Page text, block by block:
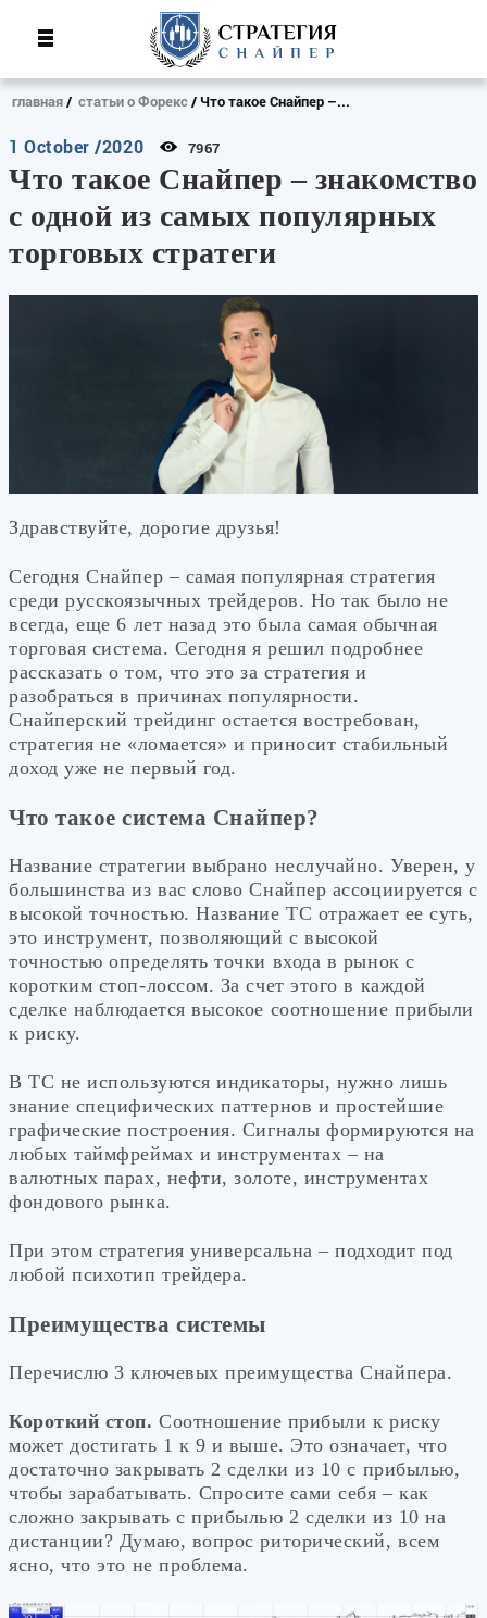
главная статьи о Форекс Что такое Снайпер –...
1 October /2020 7967
Что такое Снайпер – знакомство
с одной из самых популярных
торговых стратеги
Здравствуйте, дорогие друзья!
Сегодня Снайпер – самая популярная стратегия
среди русскоязычных трейдеров. Но так было не
всегда, еще 6 лет назад это была самая обычная
торговая система. Сегодня я решил подробнее
рассказать о том, что это за стратегия и
разобраться в причинах популярности.
Снайперский трейдинг остается востребован,
стратегия не «ломается» и приносит стабильный
доход уже не первый год.
Что такое система Снайпер?
Название стратегии выбрано неслучайно. Уверен, у
большинства из вас слово Снайпер ассоциируется с
высокой точностью. Название ТС отражает ее суть,
это инструмент, позволяющий с высокой
точностью определять точки входа в рынок с
коротким стоп-лоссом. За счет этого в каждой
сделке наблюдается высокое соотношение прибыли
к риску.
В ТС не используются индикаторы, нужно лишь
знание специфических паттернов и простейшие
графические построения. Сигналы формируются на
любых таймфреймах и инструментах – на
валютных парах, нефти, золоте, инструментах
фондового рынка.
При этом стратегия универсальна – подходит под
любой психотип трейдера.
Преимущества системы
Перечислю 3 ключевых преимущества Снайпера.
Короткий стоп. Соотношение прибыли к риску
может достигать 1 к 9 и выше. Это означает, что
достаточно закрывать 2 сделки из 10 с прибылью,
чтобы зарабатывать. Спросите сами себя – как
сложно закрывать с прибылью 2 сделки из 10 на
дистанции? Думаю, вопрос риторический, всем
ясно, что это не проблема.